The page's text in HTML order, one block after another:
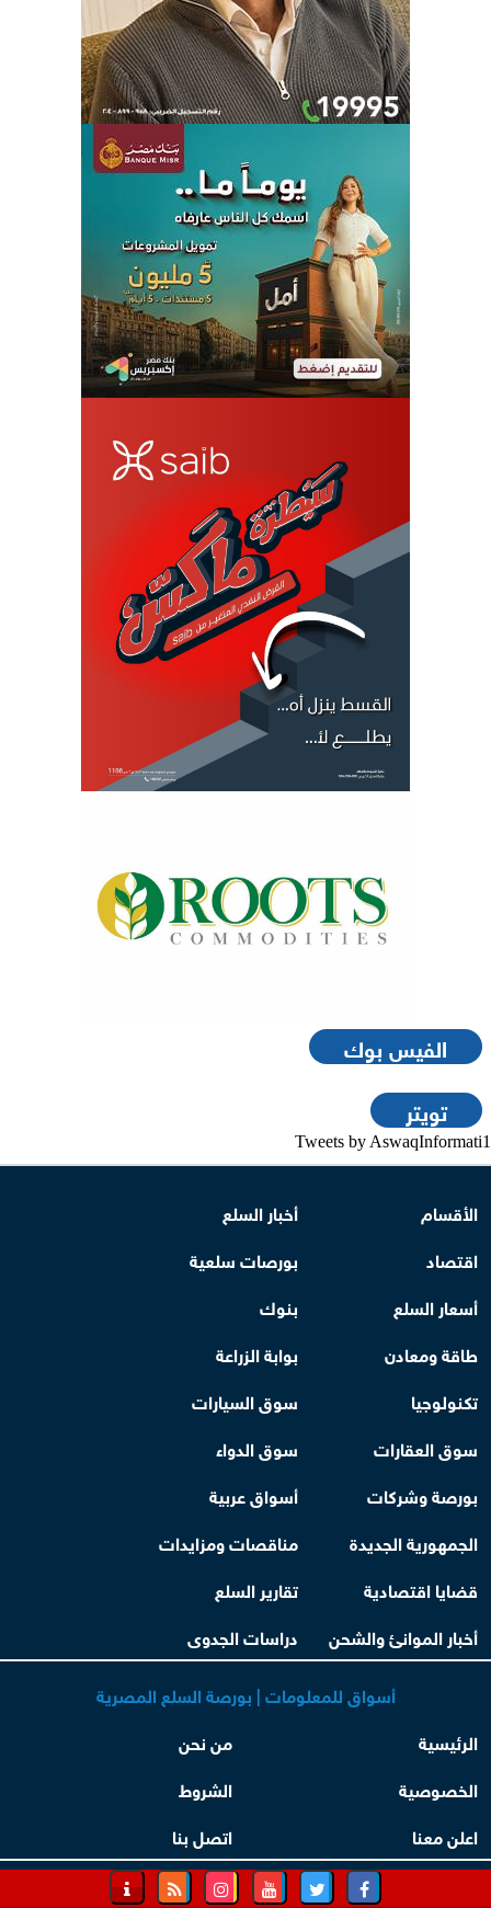
الفيس بوك
تويتر
Tweets by AswaqInformati1
الأقسام
أخبار السلع
اقتصاد
بورصات سلعية
أسعار السلع
بنوك
طاقة ومعادن
بوابة الزراعة
تكنولوجيا
سوق السيارات
سوق العقارات
سوق الدواء
بورصة وشركات
أسواق عربية
الجمهورية الجديدة
مناقصات ومزايدات
قضايا اقتصادية
تقارير السلع
أخبار الموانئ والشحن
دراسات الجدوى
أسواق للمعلومات | بورصة السلع المصرية
الرئيسية
من نحن
الخصوصية
الشروط
اعلن معنا
اتصل بنا